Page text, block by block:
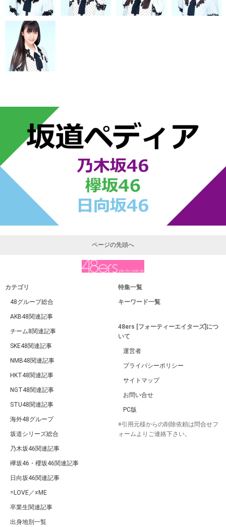
ページの先頭へ
カテゴリ
48グループ総合
AKB48関連記事
チーム8関連記事
SKE48関連記事
NMB48関連記事
HKT48関連記事
NGT48関連記事
STU48関連記事
海外48グループ
坂道シリーズ総合
乃木坂46関連記事
欅坂46・櫻坂46関連記事
日向坂46関連記事
=LOVE／≠ME
卒業生関連記事
出身地別一覧
特集一覧
キーワード一覧
48ers [フォーティーエイターズ]につ
いて
運営者
プライバシーポリシー
サイトマップ
お問い合せ
PC版
※引用元様からの削除依頼は問合せフ
ォームよりご連絡下さい。